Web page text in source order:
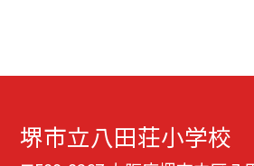
堺市立八田荘小学校